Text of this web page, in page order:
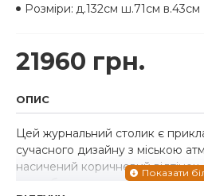
21960 грн.
Розміри: д.132см ш.71см в.43см
ОПИС
Цей журнальний столик є
сучасного дизайну з міською
насичений коричневий відтінок
привабливим, а декор виглядає